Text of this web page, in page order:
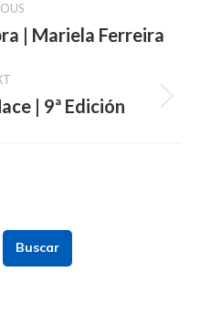
| Mariela Ferreira
| 9ª Edición
Buscar